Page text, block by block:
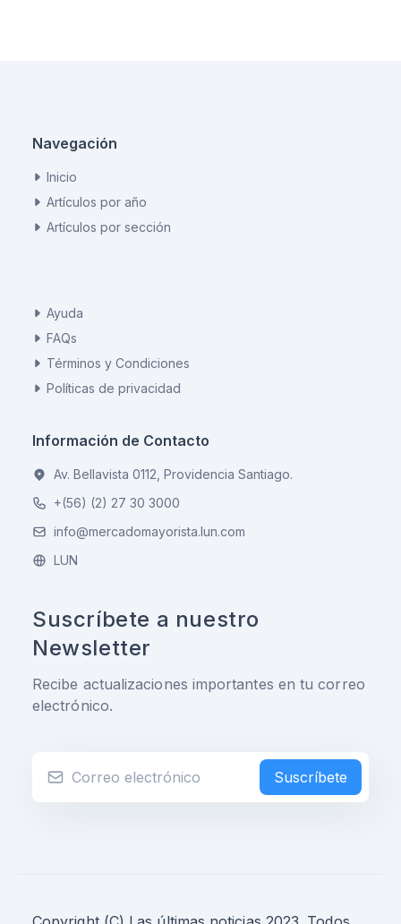
Navegación
Inicio
Artículos por año
Artículos por sección
Ayuda
FAQs
Términos y Condiciones
Políticas de privacidad
Información de Contacto
Av. Bellavista 0112, Providencia Santiago.
+(56) (2) 27 30 3000
info@mercadomayorista.lun.com
LUN
Suscríbete a nuestro
Newsletter
Recibe actualizaciones importantes en tu correo
electrónico.
Suscríbete